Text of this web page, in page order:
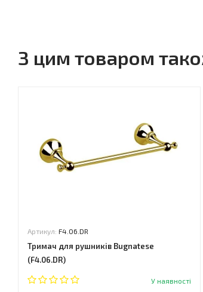
З цим товаром
Артикул: F4.06.DR
Тримач для рушників Bugnatese
(F4.06.DR)
У наявності